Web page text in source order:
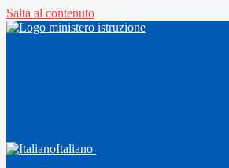
Salta al contenuto
Italiano